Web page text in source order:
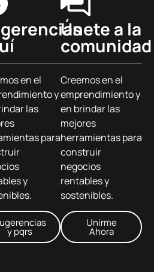
en el
y
las
para
y
y pqrs
Únete a la
comunidad
Creemos en el
emprendimiento y
en brindar las
mejores
herramientas para
construir
negocios
rentables y
sostenibles.
Unirme
Ahora